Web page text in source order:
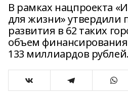
В рамках нацпроекта
для жизни» утвердили
развития в 62 таких
объем финансирования
133 миллиардов рублей.